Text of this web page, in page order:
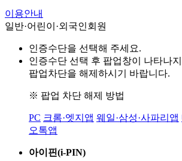
이용안내
일반·어린이·외국인회원
인증수단을 선택해 주세요.
인증수단 선택 후 팝업창이 나타나
팝업차단을 해제하시기 바랍니다.
※ 팝업 차단 해제 방법
PC 크롬·엣지앱 웨일·삼성·사파리앱
오톡앱
아이핀(i-PIN)